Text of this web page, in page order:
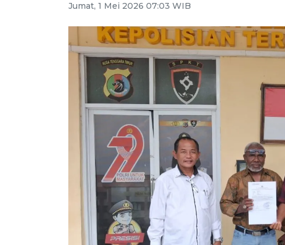
Jumat, 1 Mei 2026 07:03 WIB